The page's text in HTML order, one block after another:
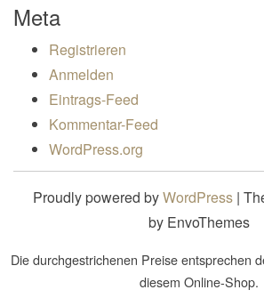
Meta
Registrieren
Anmelden
Eintrags-Feed
Kommentar-Feed
WordPress.org
Proudly powered byWordPress |
by EnvoThemes
Die durchgestrichenen Preise entsprechen
diesem Online-Shop.